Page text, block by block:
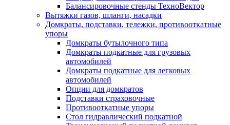
Балансировочные стенды ТехноВектор
Вытяжки газов, шланги, насадки
Домкраты, подставки, тележки, противооткатные
упоры
Домкраты бутылочного типа
Домкраты подкатные для грузовых
автомобилей
Домкраты подкатные для легковых
автомобилей
Опции для домкратов
Подставки страховочные
Противооткатные упоры
Стол гидравлический подкатной